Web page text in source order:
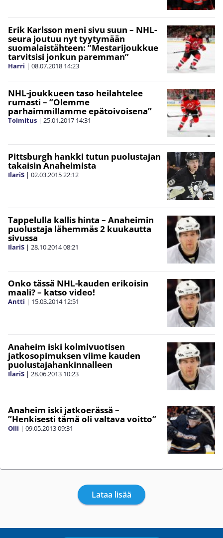
Erik Karlsson meni sivu suun – NHL-
seura joutuu nyt tyytymään
suomalaistähteen: ”Mestarijoukkue
tarvitsisi jonkun paremman”
Harri | 08.07.2018 14:23
NHL-joukkueen taso heilahtelee
rumasti – ”Olemme
parhaimmillamme epätoivoisena”
Toimitus | 25.01.2017 14:31
Pittsburgh hankki tutun puolustajan
takaisin Anaheimista
IlariS | 02.03.201522:12
Tappelulla kallis hinta – Anaheimin
puolustaja lähemmäs 2 kuukautta
sivussa
IlariS | 28.10.201408:21
Onko tässä NHL-kauden erikoisin
maali? – katso video!
Antti | 15.03.2014 12:51
Anaheim iski kolmivuotisen
jatkosopimuksen viime kauden
puolustajahankinnalleen
IlariS | 28.06.2013 10:23
Anaheim iski jatkoerässä –
”Henkisesti tämä oli valtava voitto”
Olli | 09.05.201309:31
Lataa lisää